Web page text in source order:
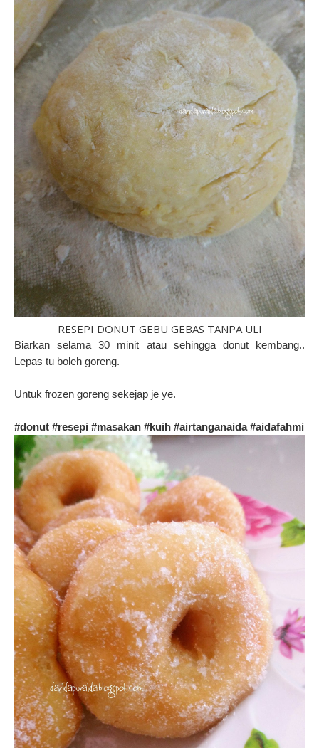
RESEPI DONUT GEBU GEBAS TANPA ULI
Biarkan selama 30 minit atau sehingga donut kembang..
Lepas tu boleh goreng.
Untuk frozen goreng sekejap je ye.
#donut #resepi #masakan #kuih #airtanganaida #aidafahmi